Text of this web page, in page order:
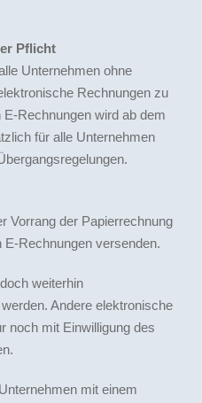
Pflicht
Unternehmen ohne
Rechnungen zu
Rechnungen wird ab dem
für alle Unternehmen
Vorrang der Papierrechnung
Rechnungen versenden.
weiterhin
Andere elektronische
noch mit Einwilligung des
mit einem